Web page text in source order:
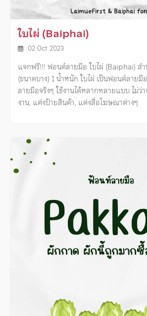
ใบไผ่ (Baiphai)
02 Oct 2023
แจกฟรี!!! ฟอนต์ลายมือ ใบไผ่ (Baiphai) สำ
(ขนาดบาง) 1 น้ำหนัก ใบไผ่ เป็นฟอนต์ลาย
ลายมือจริงๆ ใช้งานได้หลากหลายแบบ ไม่ว่
งาน, แต่งป้ายสินค้า, แต่งสื่อโฆษณาต่างๆ